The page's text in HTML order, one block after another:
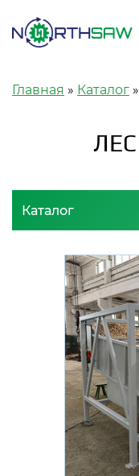
Строка
Главная Каталог
Каталог